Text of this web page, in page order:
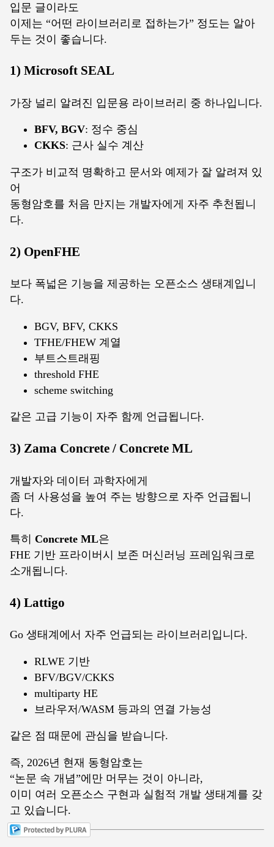
입문 글이라도
이제는 “어떤 라이브러리로 접하는가” 정도는 알아
두는 것이 좋습니다.
1) Microsoft SEAL
가장 널리 알려진 입문용 라이브러리 중 하나입니다.
BFV, BGV: 정수 중심
CKKS: 근사 실수 계산
구조가 비교적 명확하고 문서와 예제가 잘 알려져 있
어
동형암호를 처음 만지는 개발자에게 자주 추천됩니
다.
2) OpenFHE
보다 폭넓은 기능을 제공하는 오픈소스 생태계입니
다.
BGV, BFV, CKKS
TFHE/FHEW 계열
부트스트래핑
threshold FHE
scheme switching
같은 고급 기능이 자주 함께 언급됩니다.
3) Zama Concrete / Concrete ML
개발자와 데이터 과학자에게
좀 더 사용성을 높여 주는 방향으로 자주 언급됩니
다.
특히 Concrete ML은
FHE 기반 프라이버시 보존 머신러닝 프레임워크로
소개됩니다.
4) Lattigo
Go 생태계에서 자주 언급되는 라이브러리입니다.
RLWE 기반
BFV/BGV/CKKS
multiparty HE
브라우저/WASM 등과의 연결 가능성
같은 점 때문에 관심을 받습니다.
즉, 2026년 현재 동형암호는
“논문 속 개념”에만 머무는 것이 아니라,
이미 여러 오픈소스 구현과 실험적 개발 생태계를 갖
고 있습니다.